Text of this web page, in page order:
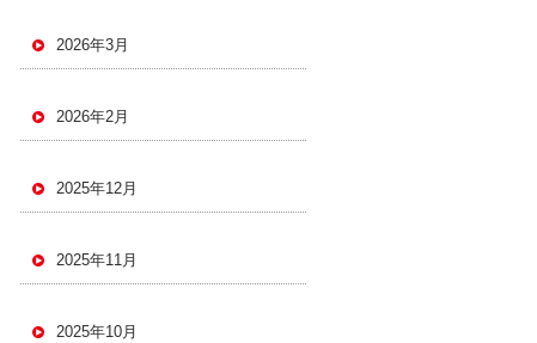
2026年3月
2026年2月
2025年12月
2025年11月
2025年10月